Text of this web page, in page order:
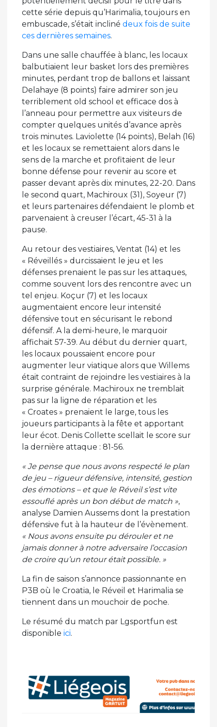
cette série depuis qu’Harimalia, toujours en
embuscade, s’était incliné deux fois de suite
ces dernières semaines.
Dans une salle chauffée à blanc, les locaux
balbutiaient leur basket lors des premières
minutes, perdant trop de ballons et laissant
Delahaye (8 points) faire admirer son jeu
terriblement old school et efficace dos à
l’anneau pour permettre aux visiteurs de
compter quelques unités d’avance après
trois minutes. Laviolette (14 points), Belah (16)
et les locaux se remettaient alors dans le
sens de la marche et profitaient de leur
bonne défense pour revenir au score et
passer devant après dix minutes, 22-20. Dans
le second quart, Machiroux (31), Soyeur (7)
et leurs partenaires défendaient le plomb et
parvenaient à creuser l’écart, 45-31 à la
pause.
Au retour des vestiaires, Ventat (14) et les
« Réveillés » durcissaient le jeu et les
défenses prenaient le pas sur les attaques,
comme souvent lors des rencontre avec un
tel enjeu. Koçur (7) et les locaux
augmentaient encore leur intensité
défensive tout en sécurisant le rebond
défensif. A la demi-heure, le marquoir
affichait 57-39. Au début du dernier quart,
les locaux poussaient encore pour
augmenter leur viatique alors que Willems
était contraint de rejoindre les vestiaires à la
surprise générale. Machiroux ne tremblait
pas sur la ligne de réparation et les
« Croates » prenaient le large, tous les
joueurs participants à la fête et apportant
leur écot. Denis Collette scellait le score sur
la dernière attaque : 81-56.
« Je pense que nous avons respecté le plan
de jeu – rigueur défensive, intensité, gestion
des émotions – et que le Réveil s’est vite
essouflé après un bon début de match »,
analyse Damien Aussems dont la prestation
défensive fut à la hauteur de l’évènement.
« Nous avons ensuite pu dérouler et ne
jamais donner à notre adversaire l’occasion
de croire qu’un retour était possible. »
La fin de saison s’annonce passionnante en
P3B où le Croatia, le Réveil et Harimalia se
tiennent dans un mouchoir de poche.
Le résumé du match par Lgsportfun est
disponible ici.